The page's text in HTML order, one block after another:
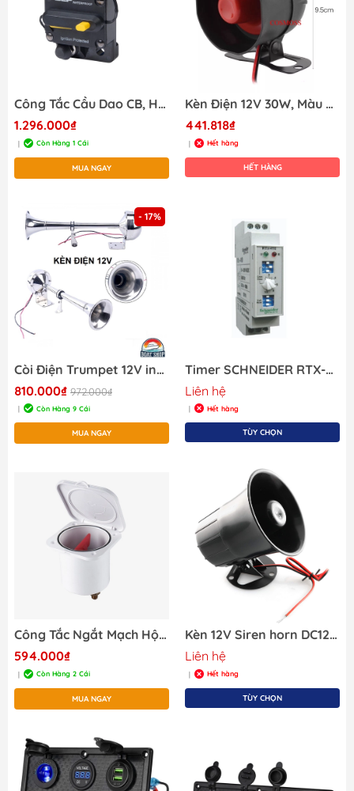
Công Tắc Cầu Dao CB, Hãng BEP, 100A, Mã 185100F01-1
1.296.000₫
| Còn Hàng 1 Cái
MUA NGAY
Kèn Điện 12V 30W, Màu Đen Đỏ, Loại Nhỏ, Mã MS-130
441.818₫
| Hết hàng
HẾT HÀNG
- 17%
Còi Điện Trumpet 12V inox 316, Cho Tàu Cano, Xe Tải, Điện 12V
810.000₫ 972.000₫
Còn Hàng 9 Cái
MUA NGAY
Timer SCHNEIDER RTX-410
Liên hệ
Hết hàng
TÙY CHỌN
Công Tắc Ngắt Mạch Hộp, Dùng Cho Điện 12/24/48V, Chất Liệu Nhựa ABS, Mã SFBIS1-01
594.000₫
| Còn Hàng 2 Cái
MUA NGAY
Kèn 12V Siren horn DC12V 20W 6 Tones
Liên hệ
| Hết hàng
TÙY CHỌN